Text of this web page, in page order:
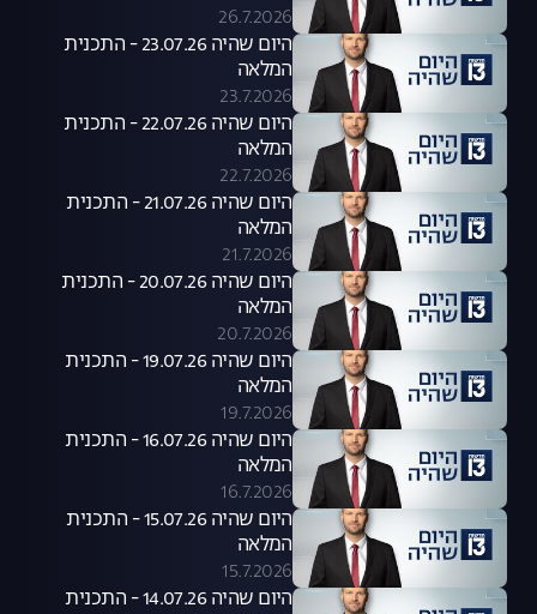
26.7.2026
היום שהיה 23.07.26 - התכנית
המלאה
23.7.2026
היום שהיה 22.07.26 - התכנית
המלאה
22.7.2026
היום שהיה 21.07.26 - התכנית
המלאה
21.7.2026
היום שהיה 20.07.26 - התכנית
המלאה
20.7.2026
היום שהיה 19.07.26 - התכנית
המלאה
19.7.2026
היום שהיה 16.07.26 - התכנית
המלאה
16.7.2026
היום שהיה 15.07.26 - התכנית
המלאה
15.7.2026
היום שהיה 14.07.26 - התכנית